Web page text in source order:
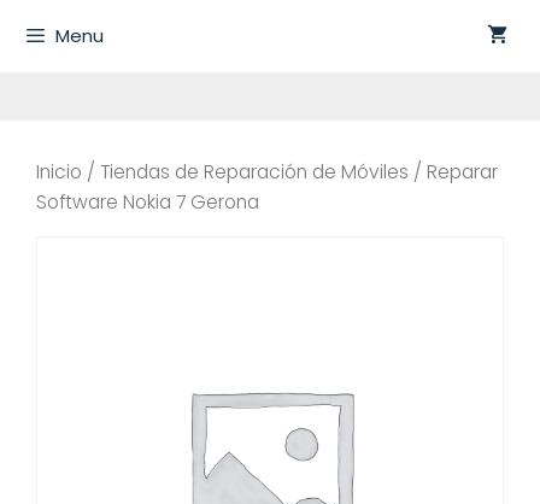
Menu
Inicio / Tiendas de Reparación de Móviles / Reparar
Software Nokia 7 Gerona